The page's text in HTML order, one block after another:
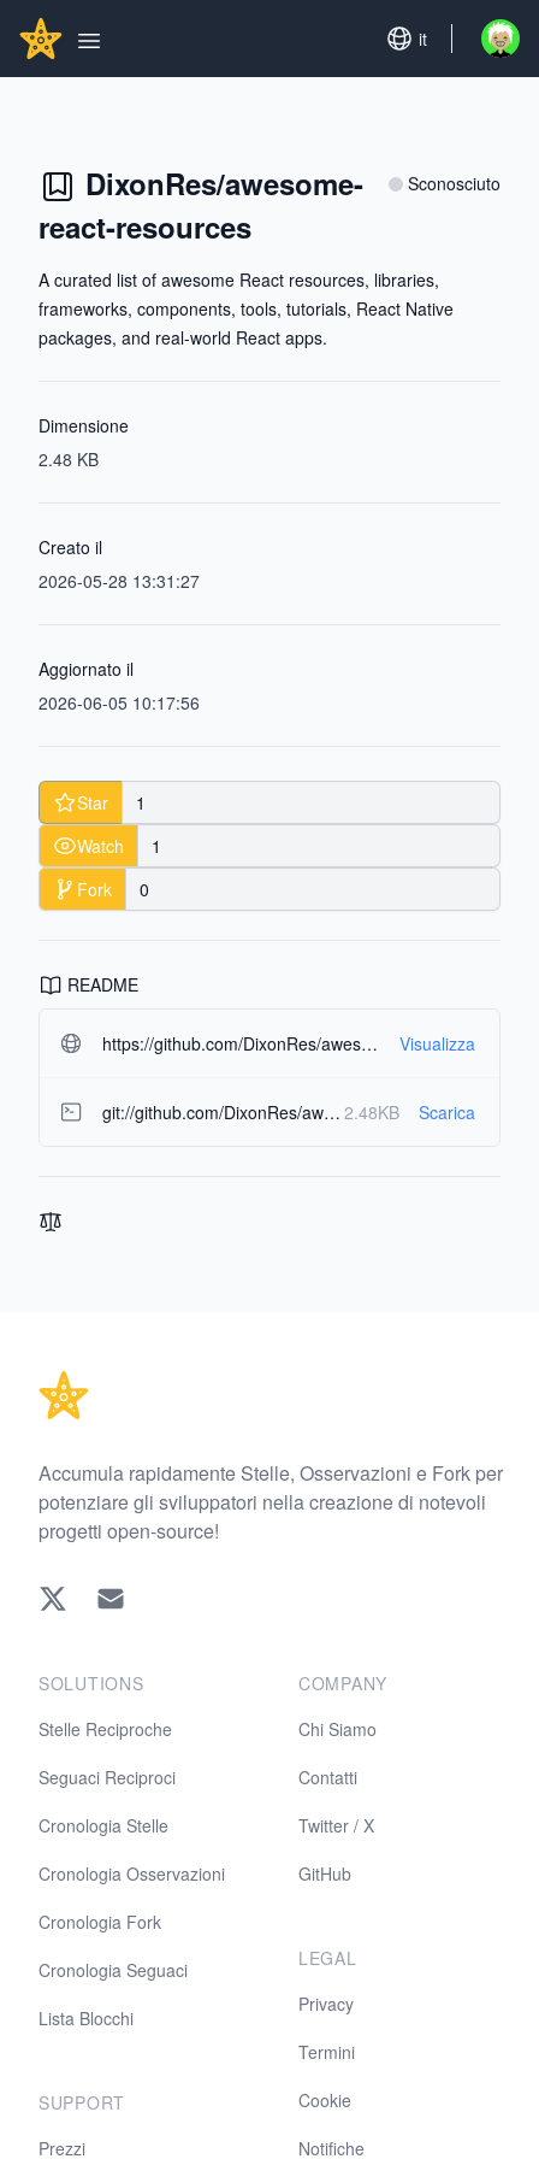
GITHUBSTAR
Open main menu
Set language
it Open
DixonRes/awesome-
react-resources
Sconosciuto
A curated list of awesome React resources, libraries,
frameworks, components, tools, tutorials, React Native
packages, and real-world React apps.
Dimensione
2.48 KB
Creato il
2026-05-28 13:31:27
Aggiornato il
2026-06-05 10:17:56
Star
1
Watch
1
Fork
0
README
https://github.com/DixonRes/awesome-react-resources.git#readme-ov-file Visualizza
git://github.com/DixonRes/awesome-react-resources.git 2.48KB Scarica
Accumula rapidamente Stelle, Osservazioni e Fork per
potenziare gli sviluppatori nella creazione di notevoli
progetti open-source!
Twitter EMAIL
SOLUTIONS
Stelle Reciproche
Seguaci Reciproci
Cronologia Stelle
Cronologia Osservazioni
Cronologia Fork
Cronologia Seguaci
Lista Blocchi
SUPPORT
Prezzi
COMPANY
Chi Siamo
Contatti
Twitter / X
GitHub
LEGAL
Privacy
Termini
Cookie
Notifiche